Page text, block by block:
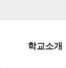
학교소개